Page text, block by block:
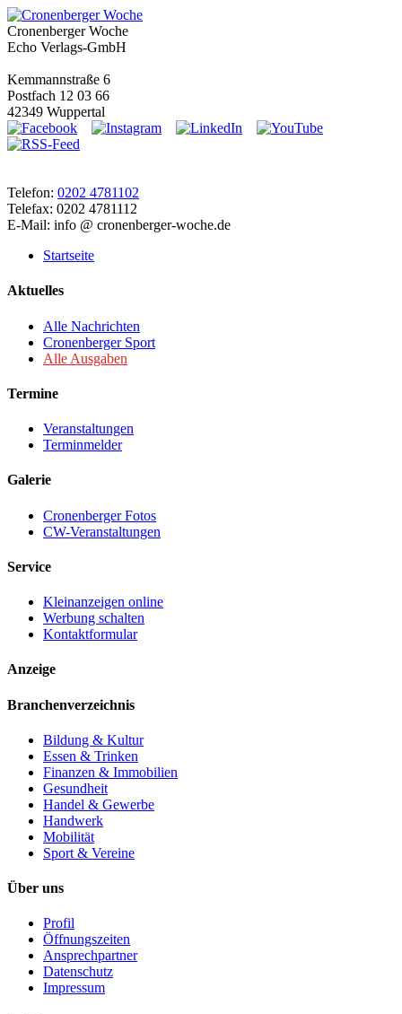
Cronenberger Woche
Echo Verlags-GmbH
Kemmannstraße 6
Postfach 12 03 66
42349 Wuppertal
Telefon: 0202 4781102
Telefax: 0202 4781112
E-Mail: info @ cronenberger-woche.de
Startseite
Aktuelles
Alle Nachrichten
Cronenberger Sport
Alle Ausgaben
Termine
Veranstaltungen
Terminmelder
Galerie
Cronenberger Fotos
CW-Veranstaltungen
Service
Kleinanzeigen online
Werbung schalten
Kontaktformular
Anzeige
Branchenverzeichnis
Bildung & Kultur
Essen & Trinken
Finanzen & Immobilien
Gesundheit
Handel & Gewerbe
Handwerk
Mobilität
Sport & Vereine
Über uns
Profil
Öffnungszeiten
Ansprechpartner
Datenschutz
Impressum